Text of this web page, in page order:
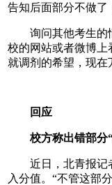
告知后面部分不做了
询问其他考生的情
校的网站或者微博上
就调剂的希望，现
回应
校方称出错部分“
近日，北青报记者
入分值。“不管这部